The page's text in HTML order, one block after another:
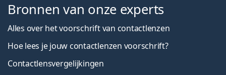
Bronnen van onze experts
Alles over het voorschrift van contactlenzen
Hoe lees je jouw contactlenzen voorschrift?
Contactlensvergelijkingen